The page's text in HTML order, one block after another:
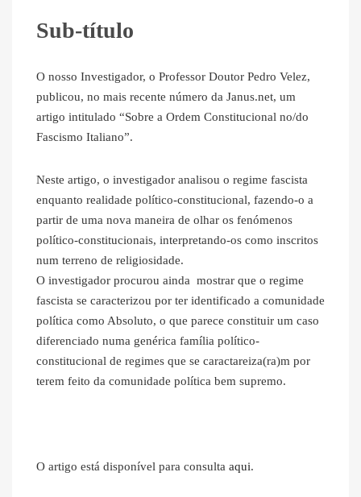
Sub-título
O nosso Investigador, o Professor Doutor Pedro Velez,
publicou, no mais recente número da Janus.net, um
artigo intitulado “Sobre a Ordem Constitucional no/do
Fascismo Italiano”.
Neste artigo, o investigador analisou o regime fascista
enquanto realidade político-constitucional, fazendo-o a
partir de uma nova maneira de olhar os fenómenos
político-constitucionais, interpretando-os como inscritos
num terreno de religiosidade.
O investigador procurou ainda mostrar que o regime
fascista se caracterizou por ter identificado a comunidade
política como Absoluto, o que parece constituir um caso
diferenciado numa genérica família político-
constitucional de regimes que se caractareiza(ra)m por
terem feito da comunidade política bem supremo.
O artigo está disponível para consulta aqui.